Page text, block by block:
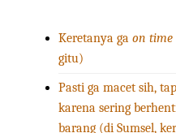
Keretanya gaon time
gitu)
Pasti ga macet sih,
karena sering
barang (di Sumsel,